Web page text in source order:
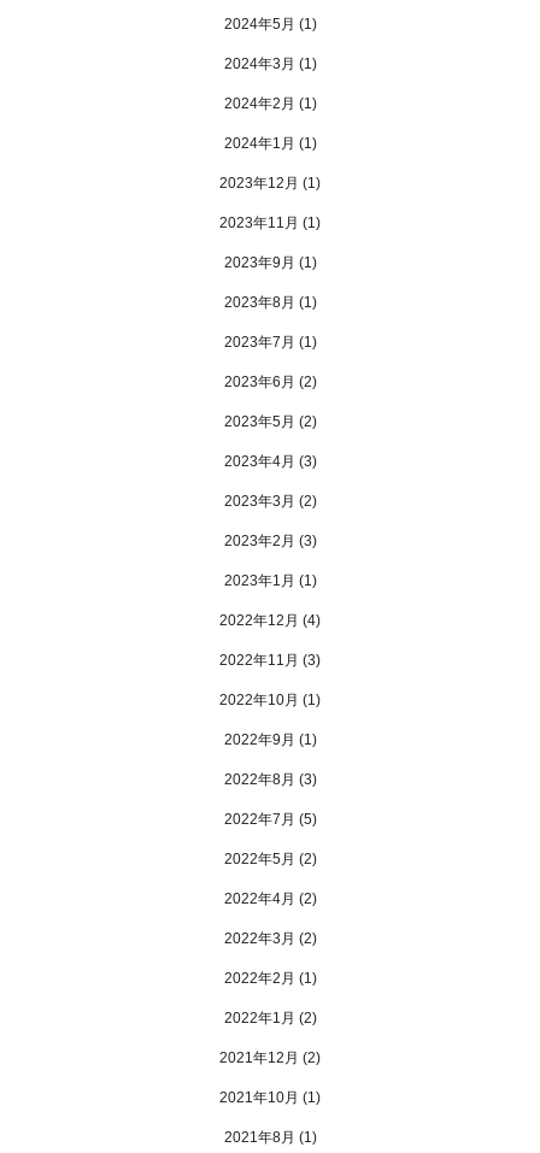
2024年5月 (1)
2024年3月 (1)
2024年2月 (1)
2024年1月 (1)
2023年12月 (1)
2023年11月 (1)
2023年9月 (1)
2023年8月 (1)
2023年7月 (1)
2023年6月 (2)
2023年5月 (2)
2023年4月 (3)
2023年3月 (2)
2023年2月 (3)
2023年1月 (1)
2022年12月 (4)
2022年11月 (3)
2022年10月 (1)
2022年9月 (1)
2022年8月 (3)
2022年7月 (5)
2022年5月 (2)
2022年4月 (2)
2022年3月 (2)
2022年2月 (1)
2022年1月 (2)
2021年12月 (2)
2021年10月 (1)
2021年8月 (1)